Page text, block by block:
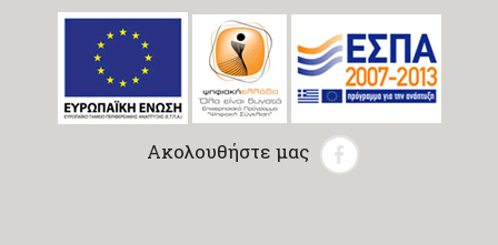
Ακολουθήστε μας